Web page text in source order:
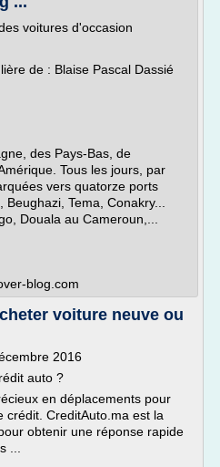
voitures d'occasion
de : Blaise Pascal Dassié
des Pays-Bas, de
Tous les jours, par
vers quatorze ports
Tema, Conakry...
Douala au Cameroun,...
blog.com
voiture neuve ou
2016
auto ?
en déplacements pour
crédit. CreditAuto.ma est la
obtenir une réponse rapide
...